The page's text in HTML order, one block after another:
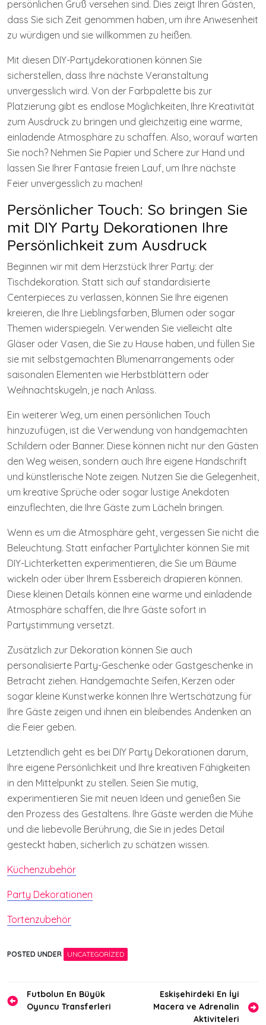
persönlichen Gruß versehen sind. Dies zeigt Ihren Gästen,
dass Sie sich Zeit genommen haben, um ihre Anwesenheit
zu würdigen und sie willkommen zu heißen.
Mit diesen DIY-Partydekorationen können Sie
sicherstellen, dass Ihre nächste Veranstaltung
unvergesslich wird. Von der Farbpalette bis zur
Platzierung gibt es endlose Möglichkeiten, Ihre Kreativität
zum Ausdruck zu bringen und gleichzeitig eine warme,
einladende Atmosphäre zu schaffen. Also, worauf warten
Sie noch? Nehmen Sie Papier und Schere zur Hand und
lassen Sie Ihrer Fantasie freien Lauf, um Ihre nächste
Feier unvergesslich zu machen!
Persönlicher Touch: So bringen Sie
mit DIY Party Dekorationen Ihre
Persönlichkeit zum Ausdruck
Beginnen wir mit dem Herzstück Ihrer Party: der
Tischdekoration. Statt sich auf standardisierte
Centerpieces zu verlassen, können Sie Ihre eigenen
kreieren, die Ihre Lieblingsfarben, Blumen oder sogar
Themen widerspiegeln. Verwenden Sie vielleicht alte
Gläser oder Vasen, die Sie zu Hause haben, und füllen Sie
sie mit selbstgemachten Blumenarrangements oder
saisonalen Elementen wie Herbstblättern oder
Weihnachtskugeln, je nach Anlass.
Ein weiterer Weg, um einen persönlichen Touch
hinzuzufügen, ist die Verwendung von handgemachten
Schildern oder Banner. Diese können nicht nur den Gästen
den Weg weisen, sondern auch Ihre eigene Handschrift
und künstlerische Note zeigen. Nutzen Sie die Gelegenheit,
um kreative Sprüche oder sogar lustige Anekdoten
einzuflechten, die Ihre Gäste zum Lächeln bringen.
Wenn es um die Atmosphäre geht, vergessen Sie nicht die
Beleuchtung. Statt einfacher Partylichter können Sie mit
DIY-Lichterketten experimentieren, die Sie um Bäume
wickeln oder über Ihrem Essbereich drapieren können.
Diese kleinen Details können eine warme und einladende
Atmosphäre schaffen, die Ihre Gäste sofort in
Partystimmung versetzt.
Zusätzlich zur Dekoration können Sie auch
personalisierte Party-Geschenke oder Gastgeschenke in
Betracht ziehen. Handgemachte Seifen, Kerzen oder
sogar kleine Kunstwerke können Ihre Wertschätzung für
Ihre Gäste zeigen und ihnen ein bleibendes Andenken an
die Feier geben.
Letztendlich geht es bei DIY Party Dekorationen darum,
Ihre eigene Persönlichkeit und Ihre kreativen Fähigkeiten
in den Mittelpunkt zu stellen. Seien Sie mutig,
experimentieren Sie mit neuen Ideen und genießen Sie
den Prozess des Gestaltens. Ihre Gäste werden die Mühe
und die liebevolle Berührung, die Sie in jedes Detail
gesteckt haben, sicherlich zu schätzen wissen.
Küchenzubehör
Party Dekorationen
Tortenzubehör
POSTED UNDER UNCATEGORIZED
Yazı
gezinmesi
Futbolun En Büyük
Oyuncu Transferleri
Eskişehirdeki En İyi
Macera ve Adrenalin
Aktiviteleri